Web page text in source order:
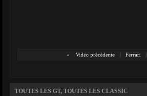
« Vidéo précédente | Ferrari |
TOUTES LES GT, TOUTES LES CLASSIC